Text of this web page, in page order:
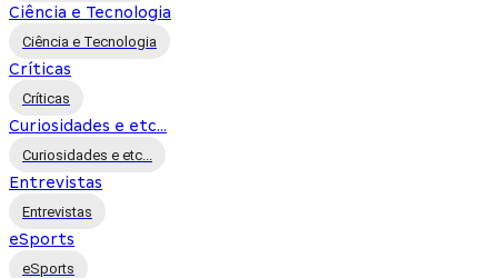
Ciência e Tecnologia
Ciência e Tecnologia
Críticas
Críticas
Curiosidades e etc...
Curiosidades e etc...
Entrevistas
Entrevistas
eSports
eSports